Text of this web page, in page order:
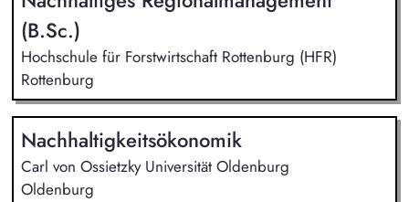
(B.Sc.)
Hochschule für Forstwirtschaft Rottenburg (HFR)
Rottenburg
Nachhaltigkeitsökonomik
Carl von Ossietzky Universität Oldenburg
Oldenburg